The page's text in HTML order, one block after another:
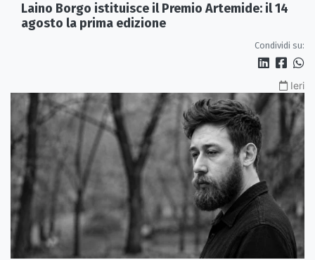
Laino Borgo istituisce il Premio Artemide: il 14
agosto la prima edizione
Condividi su:
Ieri